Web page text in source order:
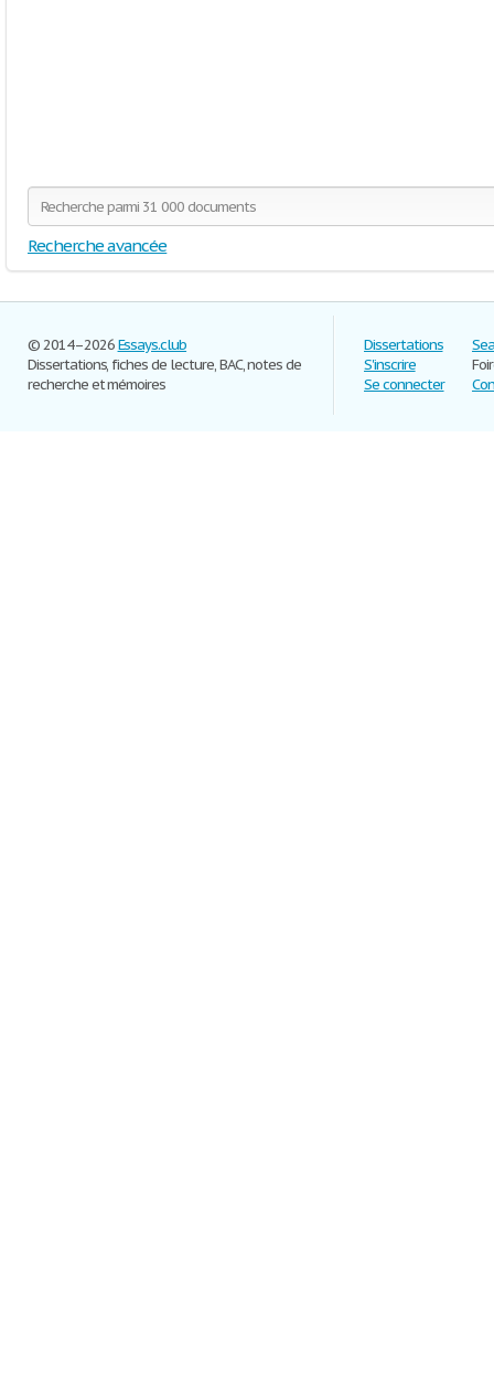
Recherche avancée
© 2014–2026Essays.club
Dissertations, fiches de lecture, BAC, notes de
recherche et mémoires
Dissertations
S'inscrire
Se connecter